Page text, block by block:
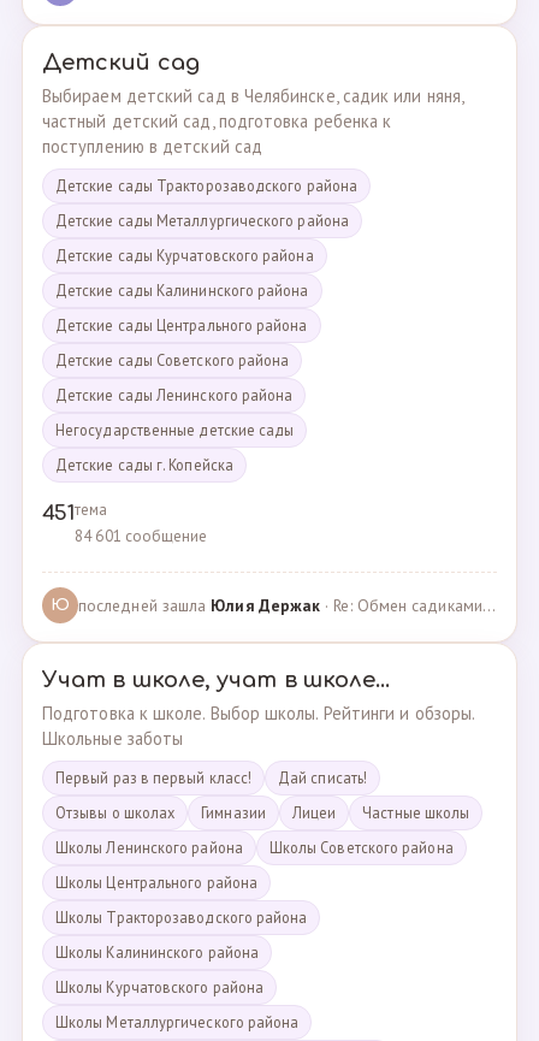
Детский сад
Выбираем детский сад в Челябинске, садик или няня,
частный детский сад, подготовка ребенка к
поступлению в детский сад
Детские сады Тракторозаводского района
Детские сады Металлургического района
Детские сады Курчатовского района
Детские сады Калининского района
Детские сады Центрального района
Детские сады Советского района
Детские сады Ленинского района
Негосударственные детские сады
Детские сады г. Копейска
451тема
84 601 сообщение
Ю последней зашла Юлия Держак · Re: Обмен садиками, продажа путевок · 25.01.2023
Учат в школе, учат в школе...
Подготовка к школе. Выбор школы. Рейтинги и обзоры.
Школьные заботы
Первый раз в первый класс!
Дай списать!
Отзывы о школах
Гимназии Лицеи
Частные школы
Школы Ленинского района
Школы Советского района
Школы Центрального района
Школы Тракторозаводского района
Школы Калининского района
Школы Курчатовского района
Школы Металлургического района